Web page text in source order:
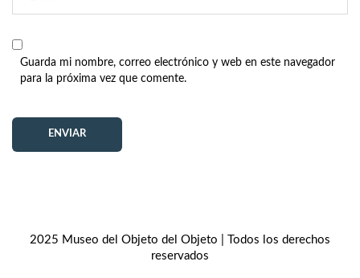
Guarda mi nombre, correo electrónico y web en este navegador
para la próxima vez que comente.
2025 Museo del Objeto del Objeto | Todos los derechos
reservados